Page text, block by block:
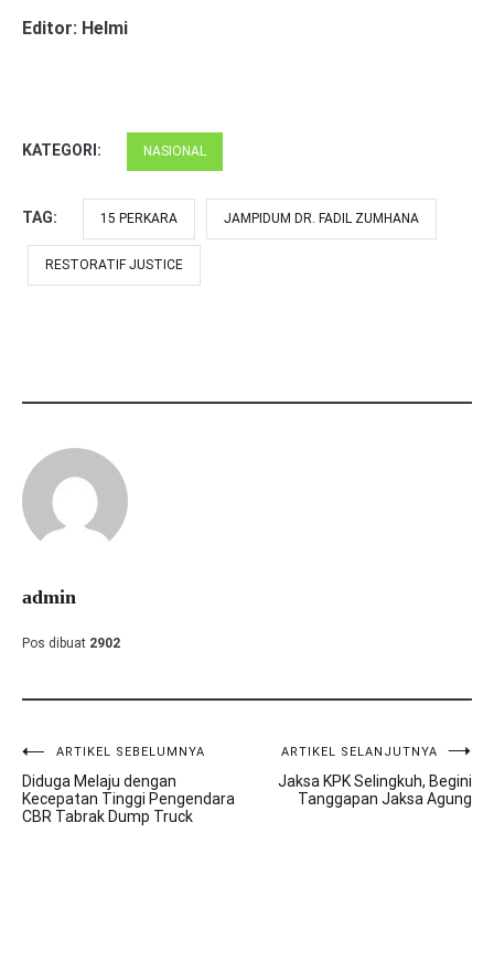
Editor: Helmi
KATEGORI: NASIONAL
TAG: 15 PERKARA JAMPIDUM DR. FADIL ZUMHANA
RESTORATIF JUSTICE
admin
Pos dibuat 2902
Navigasi
pos
ARTIKEL SEBELUMNYA
Diduga Melaju dengan
Kecepatan Tinggi Pengendara
CBR Tabrak Dump Truck
ARTIKEL SELANJUTNYA
Jaksa KPK Selingkuh, Begini
Tanggapan Jaksa Agung